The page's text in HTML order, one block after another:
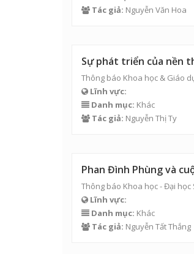
Tác giả: Nguyễn Văn Hoa
Sự phát triển của nền
Thông báo Khoa học & Giáo
Lĩnh vực:
Danh mục: Khác
Tác giả: Nguyễn Thị Ty
Phan Đình Phùng và
Thông báo Khoa học - Đại học
Lĩnh vực:
Danh mục: Khác
Tác giả: Nguyễn Tất Thắng